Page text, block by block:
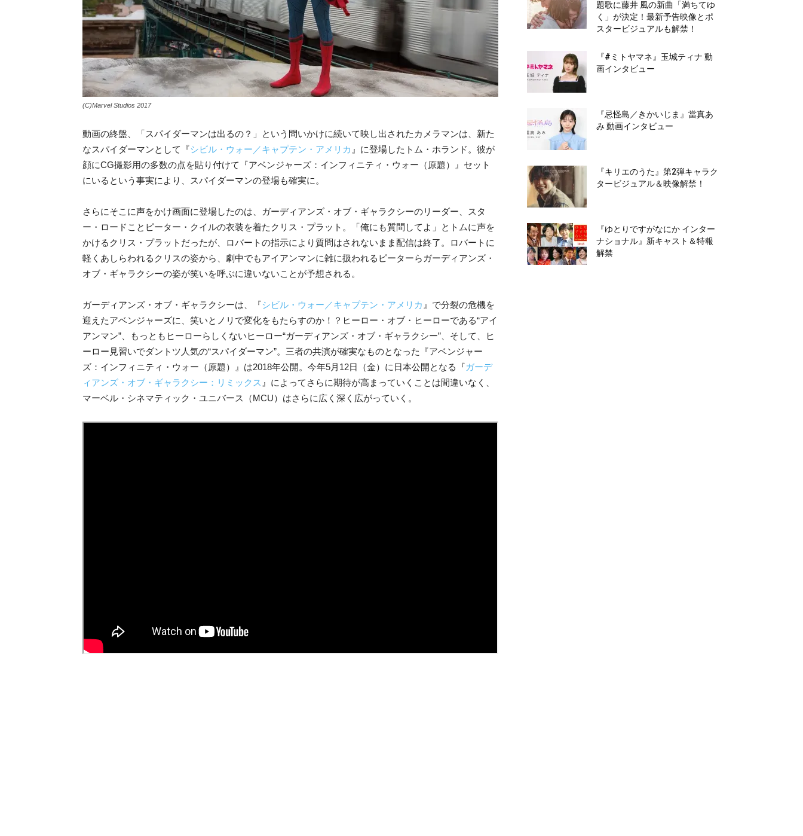
(C)Marvel Studios 2017
動画の終盤、「スパイダーマンは出るの？」
という問いかけに続いて映し出されたカメラマンは、新た
なスパイダーマンとして『シビル・ウォー／キャプテン・アメリカ 』に登場したトム・ホランド。彼が
顔にCG撮影用の多数の点を貼り付けて『アベンジャーズ：インフィニティ・ウォー（原題）』セット
にいるという事実により、スパイダーマンの登場も確実に。
さらにそこに声をかけ画面に登場したのは、ガーディアンズ・オブ・ギャラクシーのリーダー、ス タ
ー・ロードことピーター・クイルの衣装を着たクリス・プラット。
「俺にも質問してよ」とトムに声を
かけるク リス・プラットだったが、ロバートの指示により質問はされないまま配信は終了。ロバートに
軽くあしらわれるクリスの姿から、劇中でもアイアンマンに雑に扱われるピーターらガーディアンズ・
オブ・ギャラクシーの姿が笑いを呼ぶに違いないことが予想される。
ガーディアンズ・オブ ・ギャラクシーは、『シビル・ウォー／キャプテン・アメリカ 』で分裂の危機を
迎えたアベンジャーズに、笑いとノリで変化をもたらすのか！？ ヒーロー・オブ・ヒーローである“アイ
アンマン”、もっともヒーローらしくないヒーロー“ガーディアンズ・オブ・ギャラクシー”、そして、
ヒ
ーロー見習いでダントツ人気の“スパイダーマン”。三者の共演が確実なものとなった『アベンジャー
ズ：インフィニティ・ウォー（原題）』 は2018年公開。今年5月12日（金）に日本公開となる『ガーデ
ィアンズ・オブ・ギャラクシー：リミックス 』 によってさらに期待が高まっていくことは間違いなく、
マーベル・シネマティック・ユニバース（MCU） はさらに広く深く広がっていく。
題歌に藤井 風の新曲「満ちてゆ
く」が決定！最新予告映像とポ
スタービジュアルも解禁！
『#ミトヤマネ』玉城ティナ 動
画インタビュー
『忌怪島／きかいじま』當真あ
み 動画インタビュー
『キリエのうた』第2弾キャラク
タービジュアル＆映像解禁！
『ゆとりですがなにか インター
ナショナル』新キャスト＆特報
解禁